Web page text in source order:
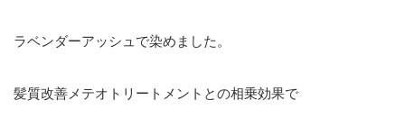
ラベンダーアッシュで染めました。
髪質改善メテオトリートメントとの相乗効果で